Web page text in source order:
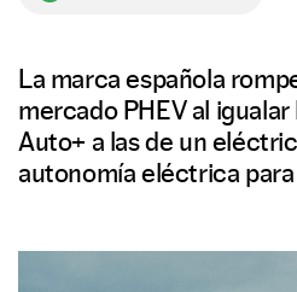
La marca española
mercado PHEV al igualar
Auto+ a las de un
autonomía eléctrica